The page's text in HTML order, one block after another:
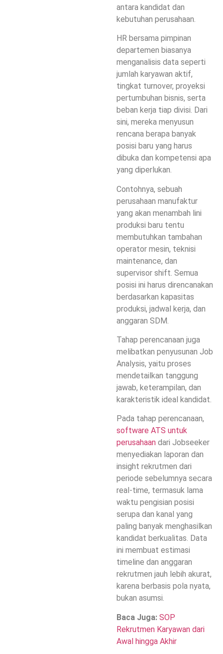
antara kandidat dan
kebutuhan perusahaan.
HR bersama pimpinan
departemen biasanya
menganalisis data seperti
jumlah karyawan aktif,
tingkat turnover, proyeksi
pertumbuhan bisnis, serta
beban kerja tiap divisi. Dari
sini, mereka menyusun
rencana berapa banyak
posisi baru yang harus
dibuka dan kompetensi apa
yang diperlukan.
Contohnya, sebuah
perusahaan manufaktur
yang akan menambah lini
produksi baru tentu
membutuhkan tambahan
operator mesin, teknisi
maintenance, dan
supervisor shift. Semua
posisi ini harus direncanakan
berdasarkan kapasitas
produksi, jadwal kerja, dan
anggaran SDM.
Tahap perencanaan juga
melibatkan penyusunan Job
Analysis, yaitu proses
mendetailkan tanggung
jawab, keterampilan, dan
karakteristik ideal kandidat.
Pada tahap perencanaan,
software ATS untuk
perusahaan dari Jobseeker
menyediakan laporan dan
insight rekrutmen dari
periode sebelumnya secara
real-time, termasuk lama
waktu pengisian posisi
serupa dan kanal yang
paling banyak menghasilkan
kandidat berkualitas. Data
ini membuat estimasi
timeline dan anggaran
rekrutmen jauh lebih akurat,
karena berbasis pola nyata,
bukan asumsi.
Baca Juga: SOP
Rekrutmen Karyawan dari
Awal hingga Akhir